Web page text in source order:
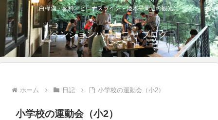
白樺湖・蓼科・ビーナスライン・姫木平周辺の観光に
ペンションハーモニー ブログ
ホーム 日記 小学校の運動会（小2）
小学校の運動会（小2）